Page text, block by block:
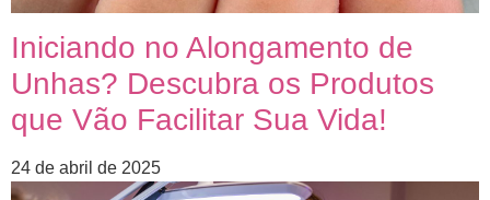
Iniciando no Alongamento de
Unhas? Descubra os Produtos
que Vão Facilitar Sua Vida!
24 de abril de 2025